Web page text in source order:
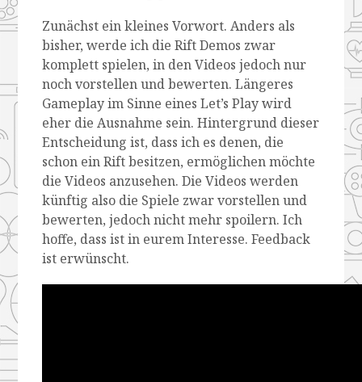
Zunächst ein kleines Vorwort. Anders als
bisher, werde ich die Rift Demos zwar
komplett spielen, in den Videos jedoch nur
noch vorstellen und bewerten. Längeres
Gameplay im Sinne eines Let’s Play wird
eher die Ausnahme sein. Hintergrund dieser
Entscheidung ist, dass ich es denen, die
schon ein Rift besitzen, ermöglichen möchte
die Videos anzusehen. Die Videos werden
künftig also die Spiele zwar vorstellen und
bewerten, jedoch nicht mehr spoilern. Ich
hoffe, dass ist in eurem Interesse. Feedback
ist erwünscht.